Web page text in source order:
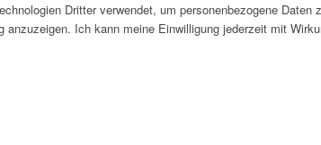
Dritter verwendet, um personenbezogene Daten
Ich kann meine Einwilligung jederzeit mit